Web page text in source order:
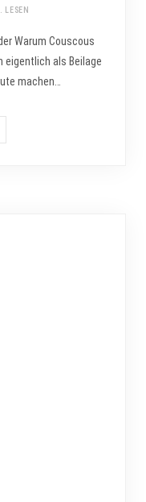
LESEN
Warum Couscous
eigentlich als Beilage
machen…